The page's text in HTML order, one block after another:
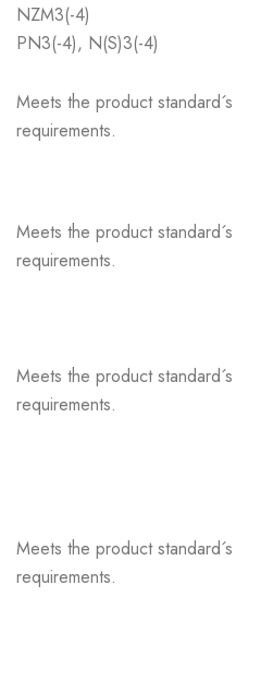
NZM3(-4)
PN3(-4), N(S)3(-4)
Meets the product standard´s
requirements.
Meets the product standard´s
requirements.
Meets the product standard´s
requirements.
Meets the product standard´s
requirements.